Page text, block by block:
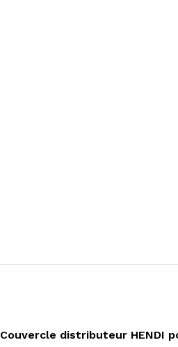
Couvercle distributeur HENDI